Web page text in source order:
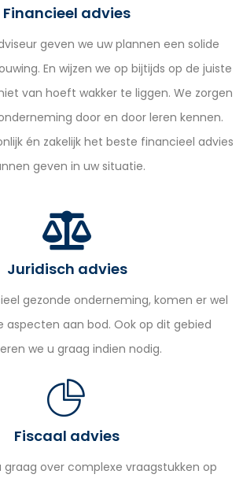
Financieel advies
geven we uw plannen een solide
En wijzen we op bijtijds op de juiste
van hoeft wakker te liggen. We zorgen
door en door leren kennen.
én zakelijk het beste financieel advies
geven in uw situatie.
Juridisch advies
gezonde onderneming, komen er wel
aspecten aan bod. Ook op dit gebied
we u graag indien nodig.
Fiscaal advies
graag over complexe vraagstukken op